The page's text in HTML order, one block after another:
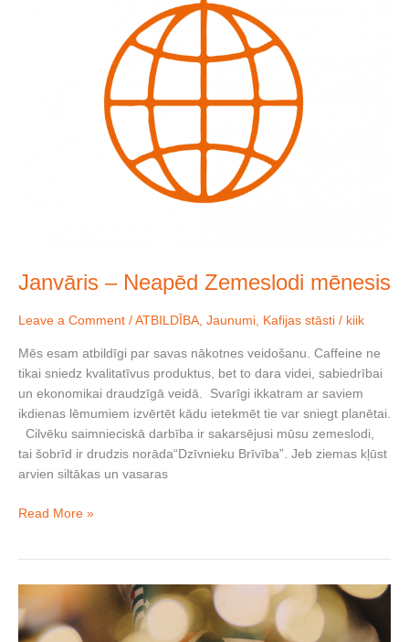
Janvāris – Neapēd Zemeslodi mēnesis
Leave a Comment / ATBILDĪBA Jaunumi Kafijas stāsti / kiik
Mēs esam atbildīgi par savas nākotnes veidošanu. Caffeine ne
tikai sniedz kvalitatīvus produktus, bet to dara videi, sabiedrībai
un ekonomikai draudzīgā veidā. Svarīgi ikkatram ar saviem
ikdienas lēmumiem izvērtēt kādu ietekmēt tie var sniegt planētai.
Cilvēku saimnieciskā darbība ir sakarsējusi mūsu zemeslodi,
tai šobrīd ir drudzis norāda“Dzīvnieku Brīvība”. Jeb ziemas kļūst
arvien siltākas un vasaras
Read More »
Caffeine
svētku
laikā